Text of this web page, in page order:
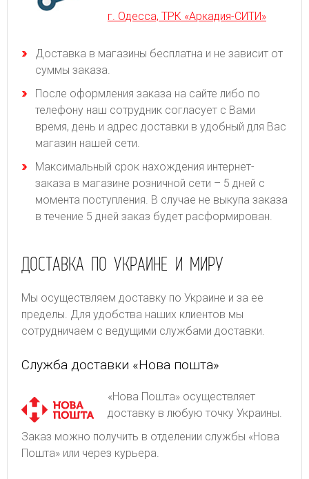
г. Одесса, ТРК «Аркадия-СИТИ»
Доставка в магазины бесплатна и не зависит от
суммы заказа.
После оформления заказа на сайте либо по
телефону наш сотрудник согласует с Вами
время, день и адрес доставки в удобный для Вас
магазин нашей сети.
Максимальный срок нахождения интернет-
заказа в магазине розничной сети – 5 дней с
момента поступления. В случае не выкупа заказа
в течение 5 дней заказ будет расформирован.
ДОСТАВКА ПО УКРАИНЕ И МИРУ
Мы осуществляем доставку по Украине и за ее
пределы. Для удобства наших клиентов мы
сотрудничаем с ведущими службами доставки.
Служба доставки «Нова пошта»
«Нова Пошта» осуществляет
доставку в любую точку Украины.
Заказ можно получить в отделении службы «Нова
Пошта» или через курьера.